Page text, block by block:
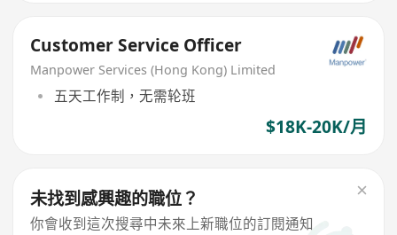
Customer Service Officer
Manpower Services (Hong Kong) Limited
五天工作制，无需轮班
$18K-20K/月
未找到感興趣的職位？
你會收到這次搜尋中未來上新職位的訂閱通知